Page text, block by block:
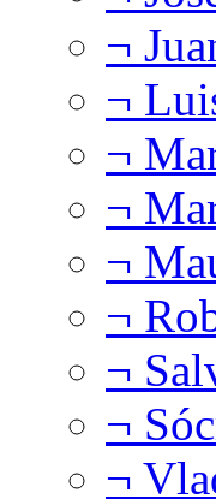
¬
¬
¬
¬
¬
¬
¬
¬
¬